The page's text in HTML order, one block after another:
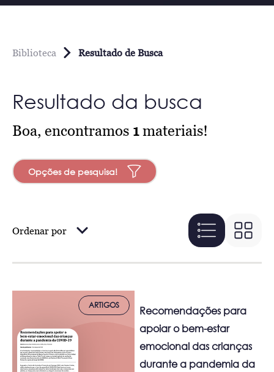
Biblioteca Resultado de Busca
Resultado da busca
Boa, encontramos 1materiais!
Opções de pesquisa!
Ordenar por
ARTIGOS
Recomendações para
apoiar o bem-estar
emocional das crianças
durante a pandemia da